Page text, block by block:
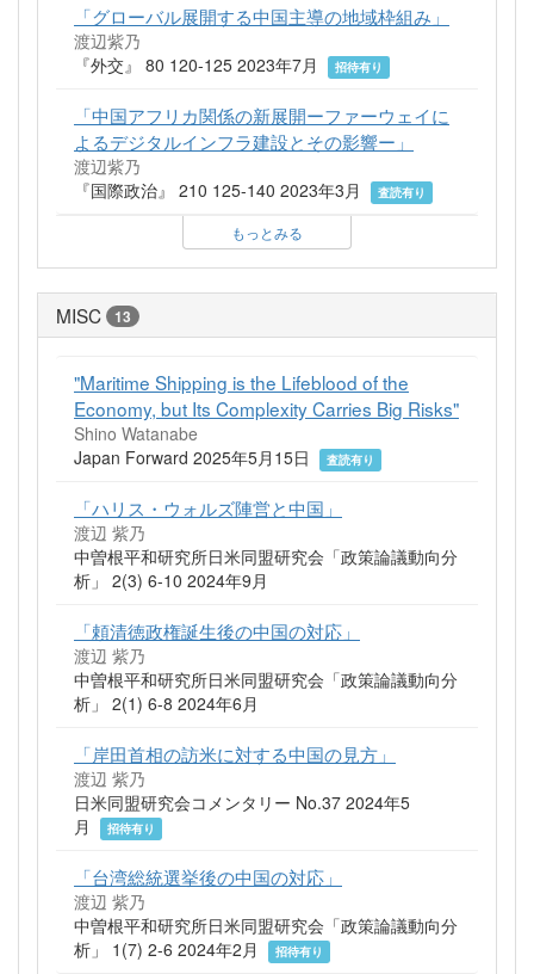
「グローバル展開する中国主導の地域枠組み」
渡辺紫乃
『外交』 80 120-125 2023年7月
招待有り
「中国アフリカ関係の新展開ーファーウェイに
よるデジタルインフラ建設とその影響ー」
渡辺紫乃
『国際政治』 210 125-140 2023年3月
査読有り
もっとみる
MISC 13
"Maritime Shipping is the Lifeblood of the
Economy, but Its Complexity Carries Big Risks"
Shino Watanabe
Japan Forward 2025年5月15日
査読有り
「ハリス・ウォルズ陣営と中国」
渡辺 紫乃
中曽根平和研究所日米同盟研究会「政策論議動向分
析」 2(3) 6-10 2024年9月
「頼清徳政権誕生後の中国の対応」
渡辺 紫乃
中曽根平和研究所日米同盟研究会「政策論議動向分
析」 2(1) 6-8 2024年6月
「岸田首相の訪米に対する中国の見方」
渡辺 紫乃
日米同盟研究会コメンタリー No.37 2024年5
月
招待有り
「台湾総統選挙後の中国の対応」
渡辺 紫乃
中曽根平和研究所日米同盟研究会「政策論議動向分
析」 1(7) 2-6 2024年2月
招待有り